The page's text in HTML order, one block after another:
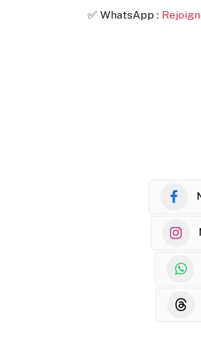
✅ WhatsApp :